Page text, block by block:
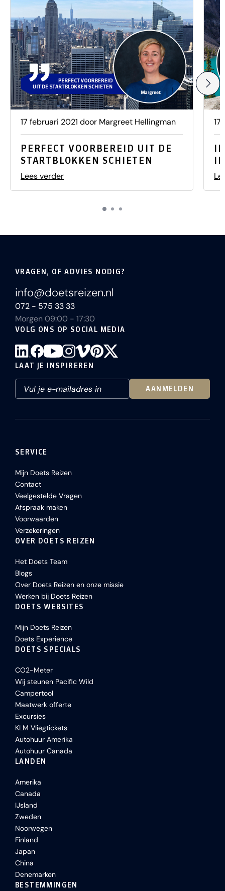
17 februari 2021 door Margreet Hellingman
PERFECT VOORBEREID UIT DE
STARTBLOKKEN SCHIETEN
Lees verder
17
VRAGEN, OF ADVIES NODIG?
info@doetsreizen.nl
072 - 575 33 33
Morgen 09:00 - 17:30
VOLG ONS OP SOCIAL MEDIA
LAAT JE INSPIREREN
AANMELDEN
SERVICE
Mijn Doets Reizen
Contact
Veelgestelde Vragen
Afspraak maken
Voorwaarden
Verzekeringen
OVER DOETS REIZEN
Het Doets Team
Blogs
Over Doets Reizen en onze missie
Werken bij Doets Reizen
DOETS WEBSITES
Mijn Doets Reizen
Doets Experience
DOETS SPECIALS
CO2-Meter
Wij steunen Pacific Wild
Campertool
Maatwerk offerte
Excursies
KLM Vliegtickets
Autohuur Amerika
Autohuur Canada
LANDEN
Amerika
Canada
IJsland
Zweden
Noorwegen
Finland
Japan
China
Denemarken
BESTEMMINGEN